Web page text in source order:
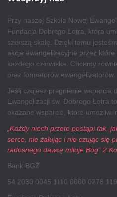
Przy naszej Szkole Nowej
Fundacja Dobrego Łotra, która
szerszą skalę. Dzięki temu
akcje ewangelizacyjne przez
każdego człowieka. Chcemy
oraz formatorów ewangelizatorów.
Jeśli czujesz pragnienie wsparcia
Ewangelizacji św. Dobrego Łotra
okazane wsparcie, które umożliwi
„Każdy niech przeto postąpi tak,
serce, nie żałując i nie czując się
radosnego dawcę miłuje Bóg” 2
Bank BGŻ
54 2030 0045 1110 0000 0278